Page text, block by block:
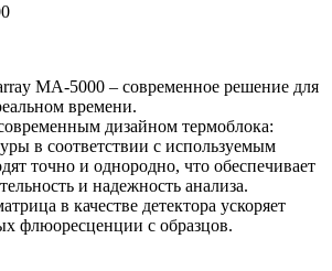
MA-5000 – современное решение для
времени.
дизайном термоблока:
в соответствии с используемым
точно и однородно, что обеспечивает
и надежность анализа.
в качестве детектора ускоряет
флюоресценции с образцов.